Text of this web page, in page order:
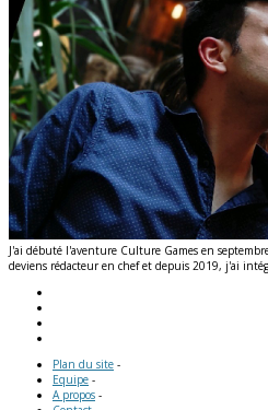
J'ai débuté l'aventure Culture Games en
deviens rédacteur en chef et depuis 2019, j'ai
Plan du site -
Equipe -
A propos -